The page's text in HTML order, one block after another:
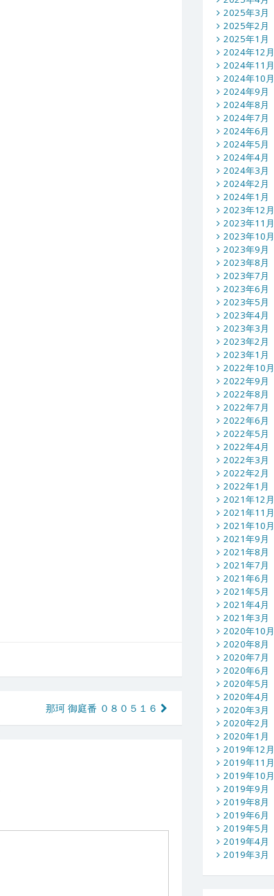
那珂 御庭番 ０８０５１６
2025年3月
2025年2月
2025年1月
2024年12月
2024年11月
2024年10月
2024年9月
2024年8月
2024年7月
2024年6月
2024年5月
2024年4月
2024年3月
2024年2月
2024年1月
2023年12月
2023年11月
2023年10月
2023年9月
2023年8月
2023年7月
2023年6月
2023年5月
2023年4月
2023年3月
2023年2月
2023年1月
2022年10月
2022年9月
2022年8月
2022年7月
2022年6月
2022年5月
2022年4月
2022年3月
2022年2月
2022年1月
2021年12月
2021年11月
2021年10月
2021年9月
2021年8月
2021年7月
2021年6月
2021年5月
2021年4月
2021年3月
2020年10月
2020年8月
2020年7月
2020年6月
2020年5月
2020年4月
2020年3月
2020年2月
2020年1月
2019年12月
2019年11月
2019年10月
2019年9月
2019年8月
2019年6月
2019年5月
2019年4月
2019年3月